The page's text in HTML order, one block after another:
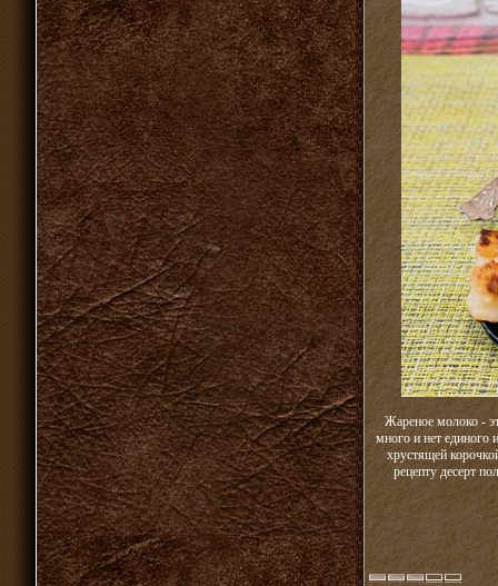
Жареное молоко -
много и нет единого
хрустящей
рецепту десерт